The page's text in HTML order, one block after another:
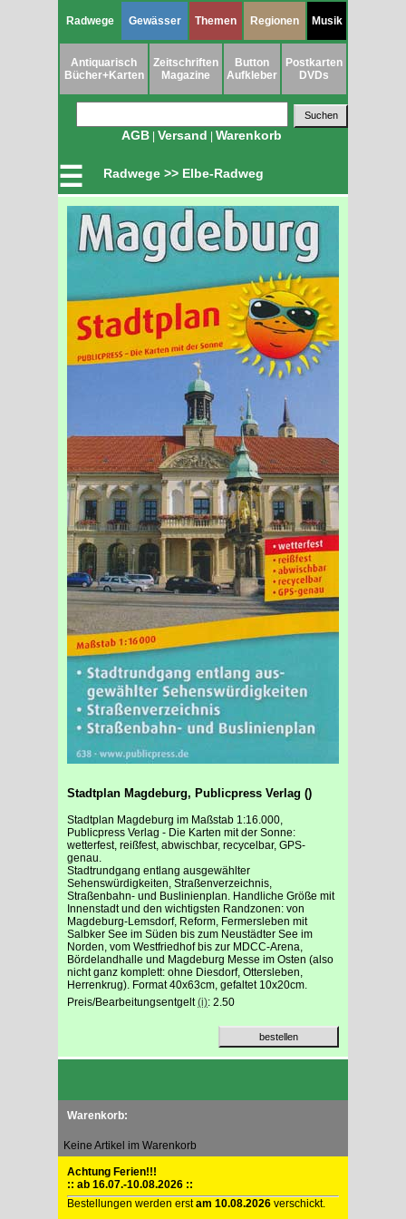
Radwege Gewässer Themen Regionen Musik
Antiquarisch
Bücher+Karten
Zeitschriften
Magazine
Button
Aufkleber
Postkarten
DVDs
AGB | Versand | Warenkorb
☰ Radwege >> Elbe-Radweg
Stadtplan Magdeburg, Publicpress Verlag ()
Stadtplan Magdeburg im Maßstab 1:16.000,
Publicpress Verlag - Die Karten mit der Sonne:
wetterfest, reißfest, abwischbar, recycelbar, GPS-
genau.
Stadtrundgang entlang ausgewählter
Sehenswürdigkeiten, Straßenverzeichnis,
Straßenbahn- und Buslinienplan. Handliche Größe mit
Innenstadt und den wichtigsten Randzonen: von
Magdeburg-Lemsdorf, Reform, Fermersleben mit
Salbker See im Süden bis zum Neustädter See im
Norden, vom Westfriedhof bis zur MDCC-Arena,
Bördelandhalle und Magdeburg Messe im Osten (also
nicht ganz komplett: ohne Diesdorf, Ottersleben,
Herrenkrug). Format 40x63cm, gefaltet 10x20cm.
Preis/Bearbeitungsentgelt(i): 2.50
Warenkorb:
Keine Artikel im Warenkorb
Achtung Ferien!!!
:: ab 16.07.-10.08.2026 ::
Bestellungen werden erstam 10.08.2026 verschickt.